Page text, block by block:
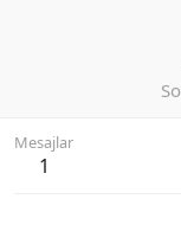
Mesajlar
1